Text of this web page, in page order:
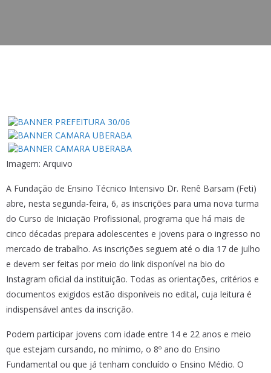
Imagem: Arquivo
A Fundação de Ensino Técnico Intensivo Dr. Renê Barsam (Feti)
abre, nesta segunda-feira, 6, as inscrições para uma nova turma
do Curso de Iniciação Profissional, programa que há mais de
cinco décadas prepara adolescentes e jovens para o ingresso no
mercado de trabalho. As inscrições seguem até o dia 17 de julho
e devem ser feitas por meio do link disponível na bio do
Instagram oficial da instituição. Todas as orientações, critérios e
documentos exigidos estão disponíveis no edital, cuja leitura é
indispensável antes da inscrição.
Podem participar jovens com idade entre 14 e 22 anos e meio
que estejam cursando, no mínimo, o 8º ano do Ensino
Fundamental ou que já tenham concluído o Ensino Médio. O